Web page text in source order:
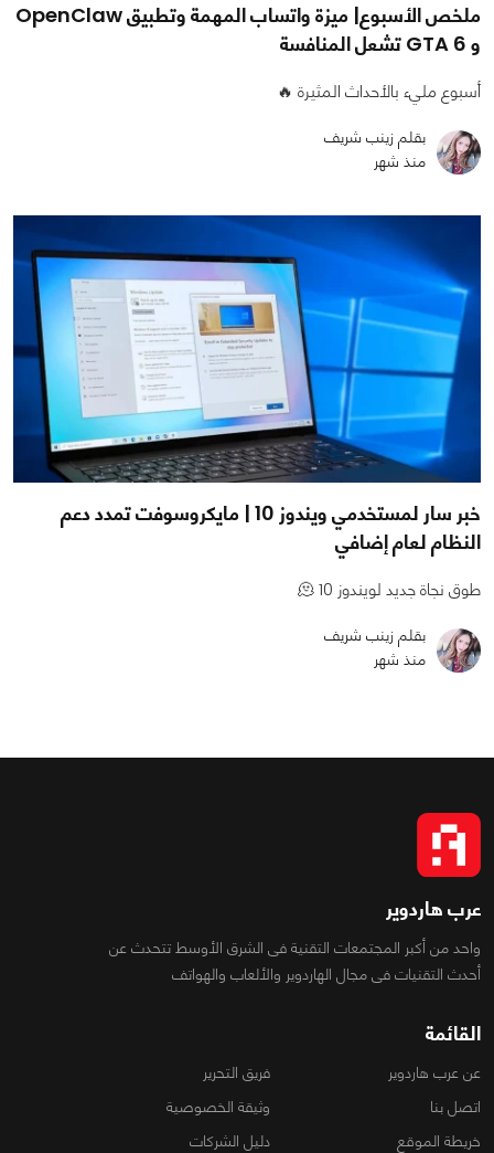
ملخص الأسبوع| ميزة واتساب المهمة وتطبيق OpenClaw
و GTA 6 تشعل المنافسة
أسبوع مليء بالأحداث المثيرة 🔥
بقلم زينب شريف
منذ شهر
خبر سار لمستخدمي ويندوز 10 | مايكروسوفت تمدد دعم
النظام لعام إضافي
طوق نجاة جديد لويندوز 10 🫠
بقلم زينب شريف
منذ شهر
عرب هاردوير
واحد من أكبر المجتمعات التقنية فى الشرق الأوسط تتحدث عن
أحدث التقنيات فى مجال الهاردوير والألعاب والهواتف
القائمة
عن عرب هاردوير
فريق التحرير
اتصل بنا
وثيقة الخصوصية
خريطة الموقع
دليل الشركات